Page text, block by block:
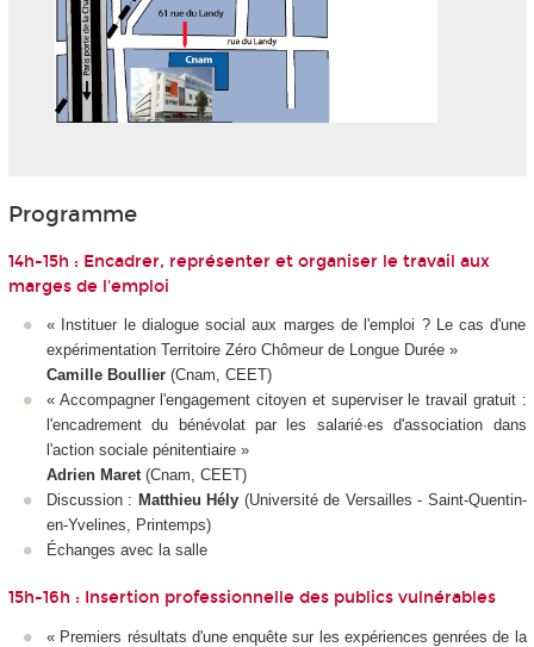
Programme
14h-15h : Encadrer, représenter et organiser le travail aux
marges de l'emploi
« Instituer le dialogue social aux marges de l'emploi ? Le cas d'une
expérimentation Territoire Zéro Chômeur de Longue Durée »
Camille Boullier (Cnam, CEET)
« Accompagner l'engagement citoyen et superviser le travail gratuit :
l'encadrement du bénévolat par les salarié·es d'association dans
l'action sociale pénitentiaire »
Adrien Maret (Cnam, CEET)
Discussion : Matthieu Hély (Université de Versailles - Saint-Quentin-
en-Yvelines, Printemps)
Échanges avec la salle
15h-16h : Insertion professionnelle des publics vulnérables
« Premiers résultats d'une enquête sur les expériences genrées de la